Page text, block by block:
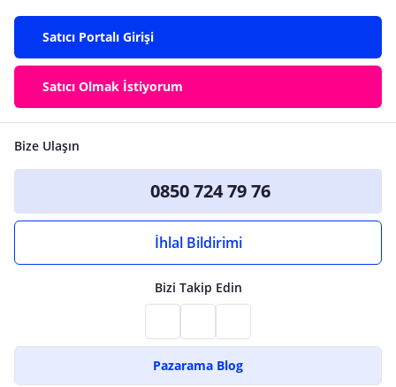
Satıcı Portalı Girişi
Satıcı Olmak İstiyorum
Bize Ulaşın
0850 724 79 76
İhlal Bildirimi
Bizi Takip Edin
Pazarama Blog